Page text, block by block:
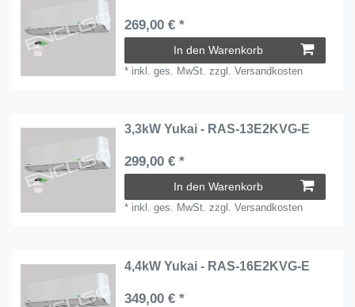
269,00 € *
In den Warenkorb
* inkl. ges. MwSt. zzgl.Versandkosten
3,3kW Yukai - RAS-13E2KVG-E
299,00 € *
In den Warenkorb
* inkl. ges. MwSt. zzgl.Versandkosten
4,4kW Yukai - RAS-16E2KVG-E
349,00 € *